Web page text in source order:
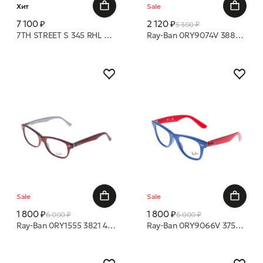
Хит
7 100 ₽
7TH STREET S 345 RHL 50 18 оправа
Sale
2 120 ₽5 300 ₽
Ray-Ban 0RY9074V 3881 41 16 оправа
Sale
1 800 ₽6 000 ₽
Ray-Ban 0RY1555 3821 48 16 оправа
Sale
1 800 ₽6 000 ₽
Ray-Ban 0RY9066V 3752 47 20 оправа